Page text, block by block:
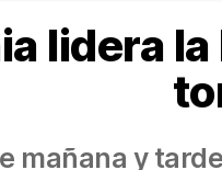
lidera
mañana y